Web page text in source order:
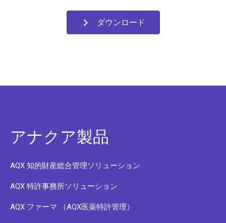
ダウンロード
アナクア製品
AQX 知的財産総合管理ソリューション
AQX 特許事務所ソリューション
AQX ファーマ （AQX医薬特許管理）